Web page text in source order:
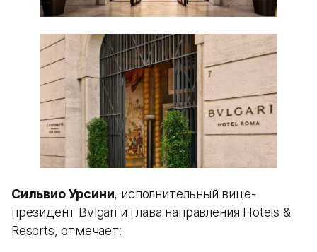
Сильвио Урсини, исполнительный вице-
президент Bvlgari и глава направления Hotels &
Resorts, отмечает: